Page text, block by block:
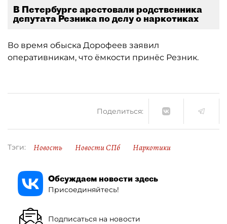
В Петербурге арестовали родственника
депутата Резника по делу о наркотиках
Во время обыска Дорофеев заявил
оперативникам, что ёмкости принёс Резник.
Поделиться:
Тэги: Новость Новости СПб Наркотики
Обсуждаем новости здесь
Присоединяйтесь!
Подписаться на новости